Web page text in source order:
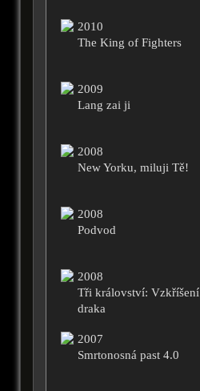
2010
The King of Fighters
2009
Lang zai ji
2008
New Yorku, miluji Tě!
2008
Podvod
2008
Tři království: Vzkříšení
draka
2007
Smrtonosná past 4.0